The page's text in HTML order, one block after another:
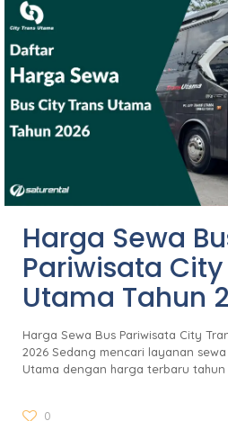
Harga Sewa
Pariwisata City
Utama Tahun
Harga Sewa Bus Pariwisata City
2026 Sedang mencari layanan
Utama dengan harga terbaru tahun
0